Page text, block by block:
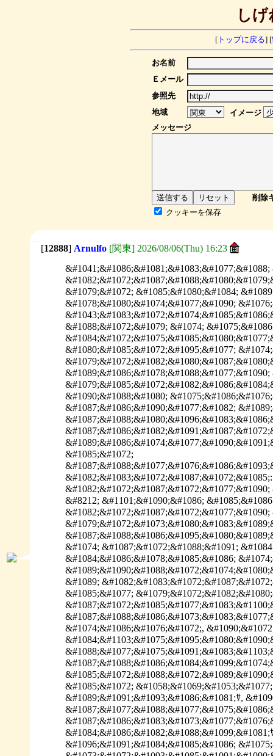
し
[トップに戻る] [
お名前
Ｅメール
参照先
地域
イメージ
メッセージ
削除
クッキーを保存
[12888] Arnulfo [関東] 2026/08/06(Thu) 16:23
&#1079;&#1072; &#1085;&#1080;&#1084;
&#1078;&#1080;&#1074;&#1077;&#1090;
&#1088;&#1072;&#1079; &#1074;
&#1080;&#1085;&#1072;&#1095;&#1077;
&#1090;&#1088;&#1080;
&#1087;&#1086;&#1090;&#1077;&#1082;
&#1085;&#1072;
&#8212; &#1101;&#1090;&#1086;
&#1074; &#1087;&#1072;&#1088;&#1091;
&#1084;&#1086;&#1078;&#1085;&#1086;
&#1089;
&#1085;&#1077;
&#1074;&#1086;&#1076;&#1072;,
&#1085;&#1072;
&#1089;&#1091;&#1093;&#1086;&#1081;ｻ,
&#1096;&#1091;&#1084;&#1085;&#1086;